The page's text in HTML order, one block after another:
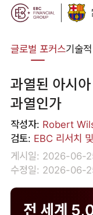
글로벌 포커스기술
과열된 아시
과열인가
작성자: Robert
검토: EBC 리서치
게시일: 2026-06-
수정일: 2026-06-